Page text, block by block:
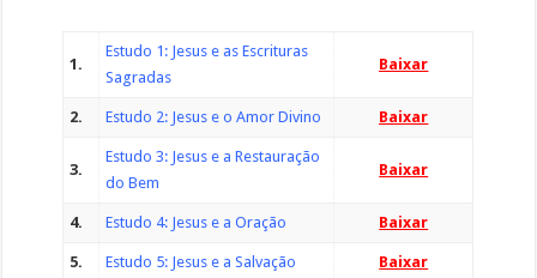
1.
Estudo 1: Jesus e as Escrituras
Sagradas
Baixar
2. Estudo 2: Jesus e o Amor Divino Baixar
3.
Estudo 3: Jesus e a Restauração
do Bem
Baixar
4. Estudo 4: Jesus e a Oração Baixar
5. Estudo 5: Jesus e a Salvação Baixar